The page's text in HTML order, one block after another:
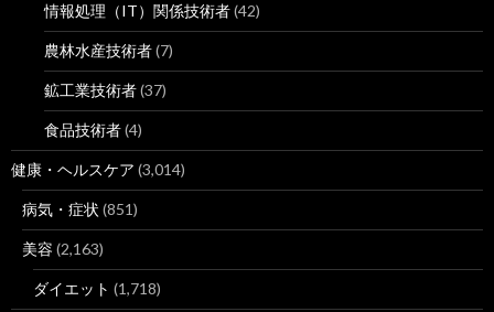
情報処理（IT）関係技術者(42)
農林水産技術者(7)
鉱工業技術者(37)
食品技術者(4)
健康・ヘルスケア (3,014)
病気・症状 (851)
美容 (2,163)
ダイエット (1,718)